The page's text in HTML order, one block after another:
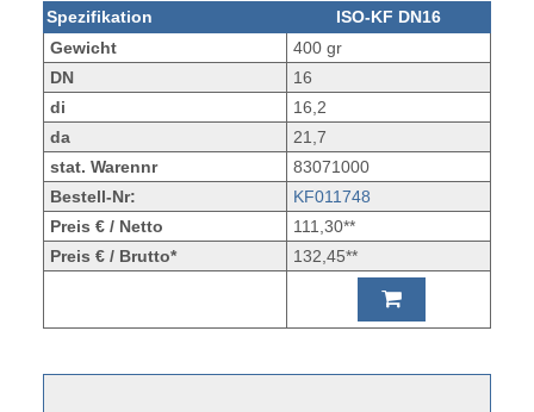
Spezifikation
ISO-KF DN16
Gewicht
400 gr
DN
16
di
16,2
da
21,7
stat. Warennr
83071000
Bestell-Nr:
KF011748
Preis € / Netto
111,30**
Preis € / Brutto*
132,45**